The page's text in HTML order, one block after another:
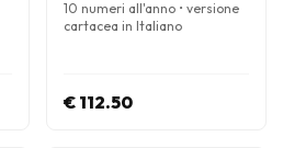
10 numeri all'anno • versione
cartacea in Italiano
€ 112.50